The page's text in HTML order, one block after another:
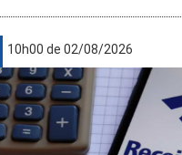
10h00 de 02/08/2026